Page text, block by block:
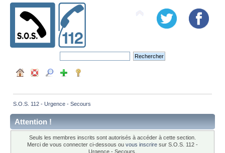
S.O.S. 112 - Urgence - Secours
Attention !
Seuls les membres inscrits sont autorisés à accéder à cette section.
Merci de vous connecter ci-dessous ou vous inscrire sur S.O.S. 112 -
Urgence - Secours.